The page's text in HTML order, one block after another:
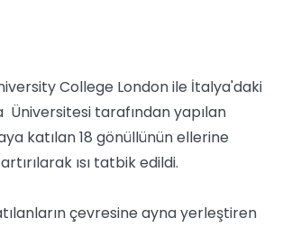
College London ile İtalya'daki
tarafından yapılan
katılan 18 gönüllünün ellerine
ısı tatbik edildi.
çevresine ayna yerleştiren